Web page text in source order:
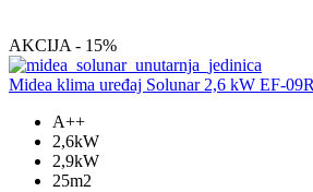
AKCIJA - 15%
Midea klima uređaj Solunar 2,6 kW EF-
A++
2,6kW
2,9kW
25m2